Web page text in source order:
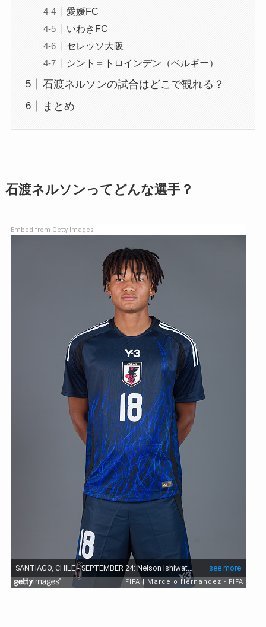
愛媛FC
いわきFC
セレッソ大阪
シント＝トロインデン（ベルギー）
石渡ネルソンの試合はどこで観れる？
まとめ
石渡ネルソンってどんな選手？
Embed from Getty Images